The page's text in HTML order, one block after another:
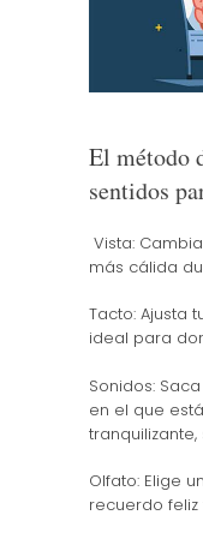
El método
sentidos
Vista:
más cálida
Tacto: Ajusta
ideal para
Sonidos:
en el que
Olfato: Elige
recuerdo